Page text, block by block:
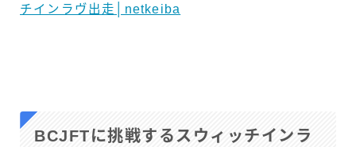
チインラヴ出走│netkeiba
BCJFTに挑戦するスウィッチインラ